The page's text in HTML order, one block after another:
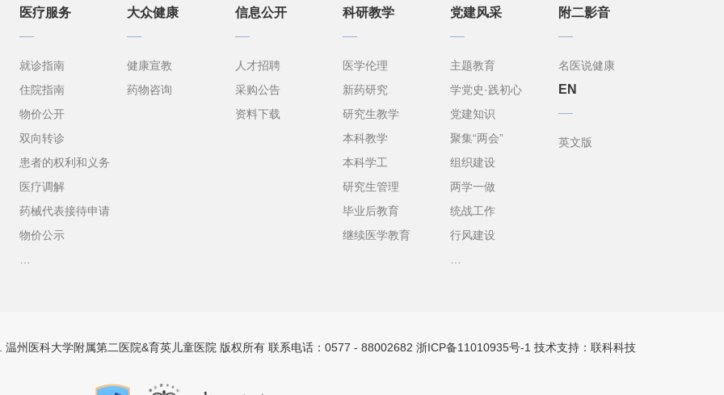
医疗服务
就诊指南
住院指南
物价公开
双向转诊
患者的权利和义务
医疗调解
药械代表接待申请
物价公示
…
大众健康
健康宣教
药物咨询
信息公开
人才招聘
采购公告
资料下载
科研教学
医学伦理
新药研究
研究生教学
本科教学
本科学工
研究生管理
毕业后教育
继续医学教育
党建风采
主题教育
学党史·践初心
党建知识
聚集“两会”
组织建设
两学一做
统战工作
行风建设
…
附二影音
名医说健康
EN
英文版
州医科大学附属第二医院&育英儿童医院 版权所有 联系电话：0577 - 88002682 浙ICP备11010935号-1 技术支持：联科科技